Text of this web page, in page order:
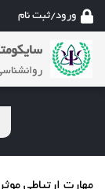
ورود/ثبت نام
مهارت ارتباطی